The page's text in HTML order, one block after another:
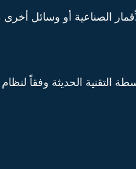
الصناعية أو وسائل
التقنية الحديثة وفقاً